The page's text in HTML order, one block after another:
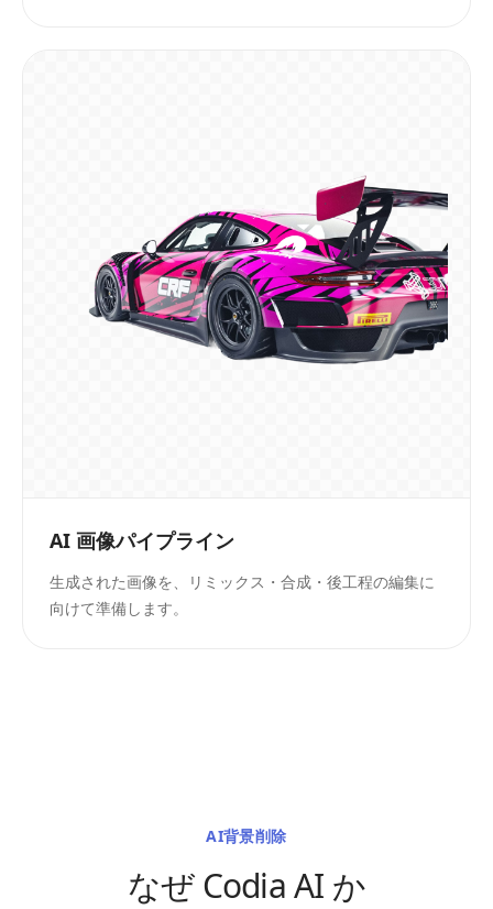
AI 画像パイプライン
生成された画像を、リミックス・合成・後工程の編集に
向けて準備します。
AI背景削除
なぜ Codia AI か